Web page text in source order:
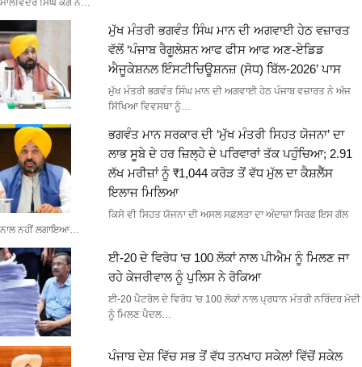
ਮੁੱਖ ਮੰਤਰੀ ਭਗਵੰਤ ਸਿੰਘ ਮਾਨ ਦੀ ਅਗਵਾਈ ਹੇਠ ਵਜ਼ਾਰਤ
ਵੱਲੋਂ ‘ਪੰਜਾਬ ਰੈਗੂਲੇਸ਼ਨ ਆਫ ਫੀਸ ਆਫ ਅਣ-ਏਡਿਡ
ਐਜੂਕੇਸ਼ਨਲ ਇੰਸਟੀਚਿਊਸ਼ਨਜ਼ (ਸੋਧ) ਬਿੱਲ-2026’ ਪਾਸ
ਮੁੱਖ ਮੰਤਰੀ ਭਗਵੰਤ ਸਿੰਘ ਮਾਨ ਦੀ ਅਗਵਾਈ ਹੇਠ ਪੰਜਾਬ ਵਜ਼ਾਰਤ ਨੇ ਅੱਜ
ਸਿੱਖਿਆ ਵਿਵਸਥਾ ਨੂੰ…
ਭਗਵੰਤ ਮਾਨ ਸਰਕਾਰ ਦੀ ‘ਮੁੱਖ ਮੰਤਰੀ ਸਿਹਤ ਯੋਜਨਾ’ ਦਾ
ਲਾਭ ਸੂਬੇ ਦੇ ਹਰ ਜ਼ਿਲ੍ਹੇ ਦੇ ਪਰਿਵਾਰਾਂ ਤੱਕ ਪਹੁੰਚਿਆ; 2.91
ਲੱਖ ਮਰੀਜ਼ਾਂ ਨੂੰ ₹1,044 ਕਰੋੜ ਤੋਂ ਵੱਧ ਮੁੱਲ ਦਾ ਕੈਸ਼ਲੈੱਸ
ਇਲਾਜ ਮਿਲਿਆ
ਕਿਸੇ ਵੀ ਸਿਹਤ ਯੋਜਨਾ ਦੀ ਅਸਲ ਸਫ਼ਲਤਾ ਦਾ ਅੰਦਾਜ਼ਾ ਸਿਰਫ਼ ਇਸ ਗੱਲ
ਨਾਲ ਨਹੀਂ ਲਗਾਇਆ…
ਈ-20 ਦੇ ਵਿਰੋਧ ‘ਚ 100 ਲੋਕਾਂ ਨਾਲ ਪੀਐਮ ਨੂੰ ਮਿਲਣ ਜਾ
ਰਹੇ ਕੇਜਰੀਵਾਲ ਨੂੰ ਪੁਲਿਸ ਨੇ ਰੋਕਿਆ
ਈ-20 ਪੈਟਰੋਲ ਦੇ ਵਿਰੋਧ 'ਚ 100 ਲੋਕਾਂ ਨਾਲ ਪ੍ਰਧਾਨ ਮੰਤਰੀ ਨਰਿੰਦਰ ਮੋਦੀ
ਨੂੰ ਮਿਲਣ ਪੈਦਲ…
ਪੰਜਾਬ ਦੇਸ਼ ਵਿੱਚ ਸਭ ਤੋਂ ਵੱਧ ਤਨਖਾਹ ਸਕੇਲਾਂ ਵਿੱਚੋਂ ਸਕੇਲ